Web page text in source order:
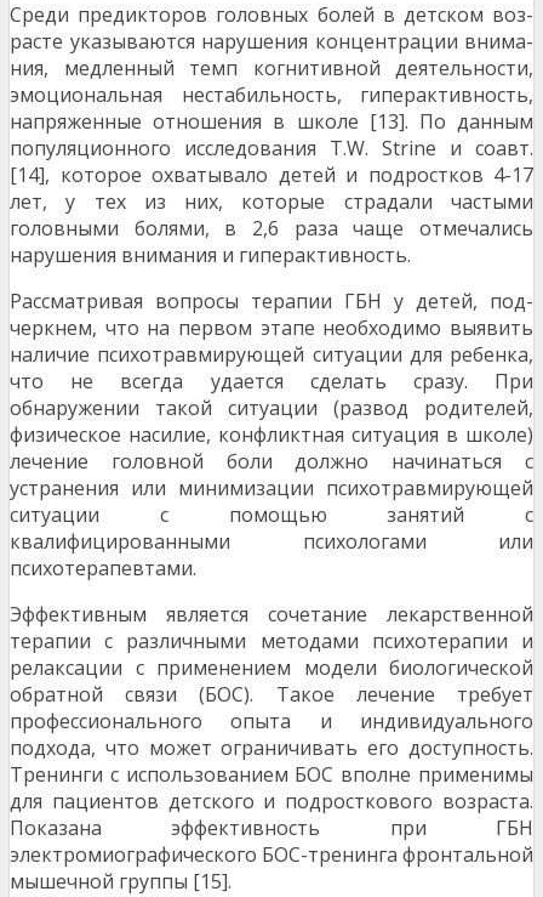
Среди предикторов головных болей в детском воз­
расте указываются нарушения концентрации внима­
ния, медленный темп когнитивной деятельности,
эмо­циональная нестабильность, гиперактивность,
напря­женные отношения в школе [13]. По данным
популяционного исследования T.W. Strine и соавт.
[14], кото­рое охватывало детей и подростков 4-17
лет, у тех из них, которые страдали частыми
головными болями, в 2,6 раза чаще отмечались
нарушения внимания и ги­перактивность.
Рассматривая вопросы терапии ГБН у детей, под­
черкнем, что на первом этапе необходимо выявить
на­личие психотравмирующей ситуации для ребенка,
что не всегда удается сделать сразу. При
обнаружении та­кой ситуации (развод родителей,
физическое насилие, конфликтная ситуация в школе)
лечение головной боли должно начинаться с
устранения или минимизации психотравмирующей
ситуации с помощью занятий с
квалифицированными психологами или
психотерапев­тами.
Эффективным является сочетание лекарственной
терапии с различными методами психотерапии и
релак­сации с применением модели биологической
обратной связи (БОС). Такое лечение требует
профессионально­го опыта и индивидуального
подхода, что может ограничивать его доступность.
Тренинги с использова­нием БОС вполне применимы
для пациентов детского и подросткового возраста.
Показана эффективность при ГБН
электромиографического БОС-тренинга фронталь­ной
мышечной группы [15].